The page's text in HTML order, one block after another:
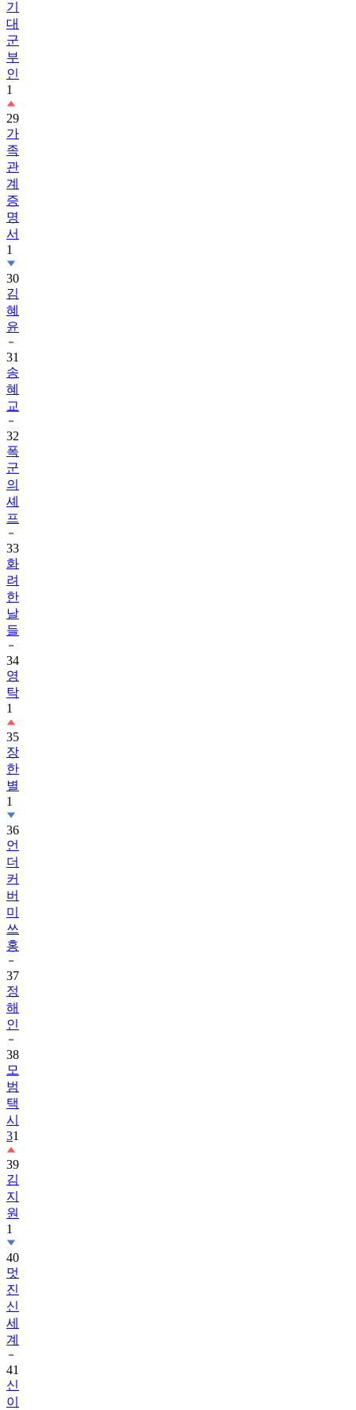
기
대
군
부
인
1
29
가
족
관
계
증
명
서
1
30
김
혜
윤
31
송
혜
교
32
폭
군
의
셰
프
33
화
려
한
날
들
34
영
탁
1
35
장
한
별
1
36
언
더
커
버
미
쓰
홍
37
정
해
인
38
모
범
택
시
31
39
김
지
원
1
40
멋
진
신
세
계
41
신
이